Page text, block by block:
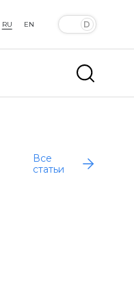
RU EN
Все
статьи